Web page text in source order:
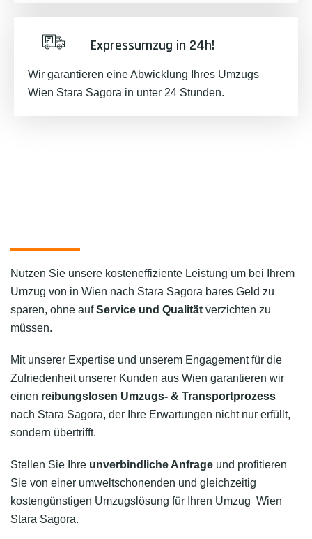
Expressumzug in 24h!
Wir garantieren eine Abwicklung Ihres Umzugs
Wien Stara Sagora in unter 24 Stunden.
Nutzen Sie unsere kosteneffiziente Leistung um bei Ihrem
Umzug von in Wien nach Stara Sagora bares Geld zu
sparen, ohne aufService und Qualität verzichten zu
müssen.
Mit unserer Expertise und unserem Engagement für die
Zufriedenheit unserer Kunden aus Wien garantieren wir
einen reibungslosen Umzugs- & Transportprozess
nach Stara Sagora, der Ihre Erwartungen nicht nur erfüllt,
sondern übertrifft.
Stellen Sie Ihre unverbindliche Anfrage und profitieren
Sie von einer umweltschonenden und gleichzeitig
kostengünstigen Umzugslösung für Ihren Umzug Wien
Stara Sagora.